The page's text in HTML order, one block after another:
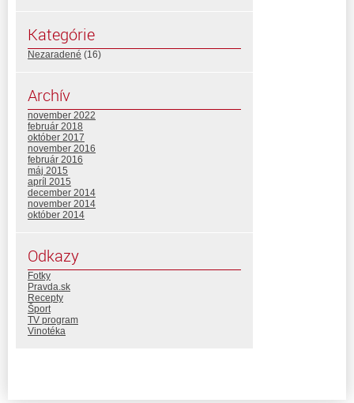
Kategórie
Nezaradené (16)
Archív
november 2022
február 2018
október 2017
november 2016
február 2016
máj 2015
apríl 2015
december 2014
november 2014
október 2014
Odkazy
Fotky
Pravda.sk
Recepty
Šport
TV program
Vinotéka